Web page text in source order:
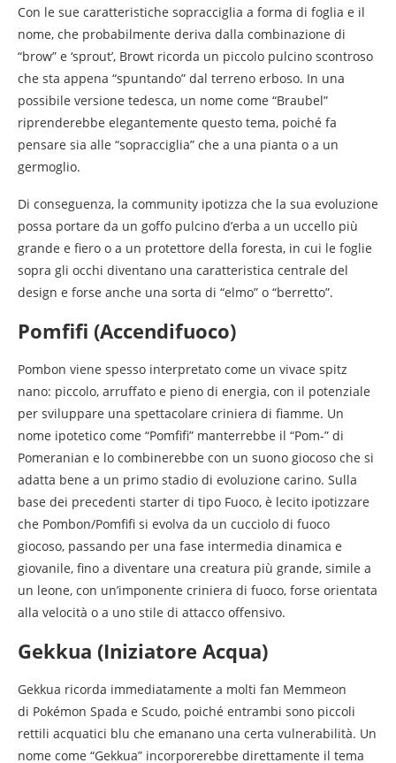
Con le sue caratteristiche sopracciglia a forma di foglia e il
nome, che probabilmente deriva dalla combinazione di
“brow” e ‘sprout’, Browt ricorda un piccolo pulcino scontroso
che sta appena “spuntando” dal terreno erboso. In una
possibile versione tedesca, un nome come “Braubel”
riprenderebbe elegantemente questo tema, poiché fa
pensare sia alle “sopracciglia” che a una pianta o a un
germoglio.
Di conseguenza, la community ipotizza che la sua evoluzione
possa portare da un goffo pulcino d’erba a un uccello più
grande e fiero o a un protettore della foresta, in cui le foglie
sopra gli occhi diventano una caratteristica centrale del
design e forse anche una sorta di “elmo” o “berretto”.
Pomfifi (Accendifuoco)
Pombon viene spesso interpretato come un vivace spitz
nano: piccolo, arruffato e pieno di energia, con il potenziale
per sviluppare una spettacolare criniera di fiamme. Un
nome ipotetico come “Pomfifi” manterrebbe il “Pom-” di
Pomeranian e lo combinerebbe con un suono giocoso che si
adatta bene a un primo stadio di evoluzione carino. Sulla
base dei precedenti starter di tipo Fuoco, è lecito ipotizzare
che Pombon/Pomfifi si evolva da un cucciolo di fuoco
giocoso, passando per una fase intermedia dinamica e
giovanile, fino a diventare una creatura più grande, simile a
un leone, con un’imponente criniera di fuoco, forse orientata
alla velocità o a uno stile di attacco offensivo.
Gekkua (Iniziatore Acqua)
Gekkua ricorda immediatamente a molti fan Memmeon
di Pokémon Spada e Scudo, poiché entrambi sono piccoli
rettili acquatici blu che emanano una certa vulnerabilità. Un
nome come “Gekkua” incorporerebbe direttamente il tema